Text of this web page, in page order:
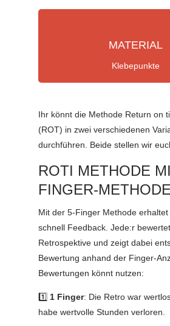
MATERIAL
Klebepunkte
Ihr könnt die Methode Return on
(ROT) in zwei verschiedenen
durchführen. Beide stellen wir
ROTI METHODE
FINGER-METHODE
Mit der 5-Finger Methode
schnell Feedback. Jede:r
Retrospektive und zeigt dabei
Bewertung anhand der Finger-
Bewertungen könnt nutzen:
1️⃣ 1 Finger: Die Retro war
habe wertvolle Stunden verloren.